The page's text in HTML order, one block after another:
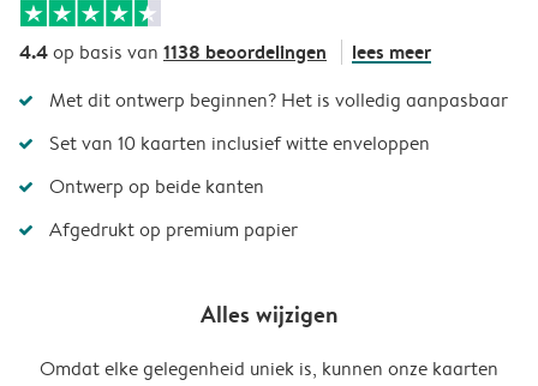
4.4op basis van 1138 beoordelingen lees meer
Met dit ontwerp beginnen? Het is volledig aanpasbaar
Set van 10 kaarten inclusief witte enveloppen
Ontwerp op beide kanten
Afgedrukt op premium papier
Alles wijzigen
Omdat elke gelegenheid uniek is, kunnen onze kaarten